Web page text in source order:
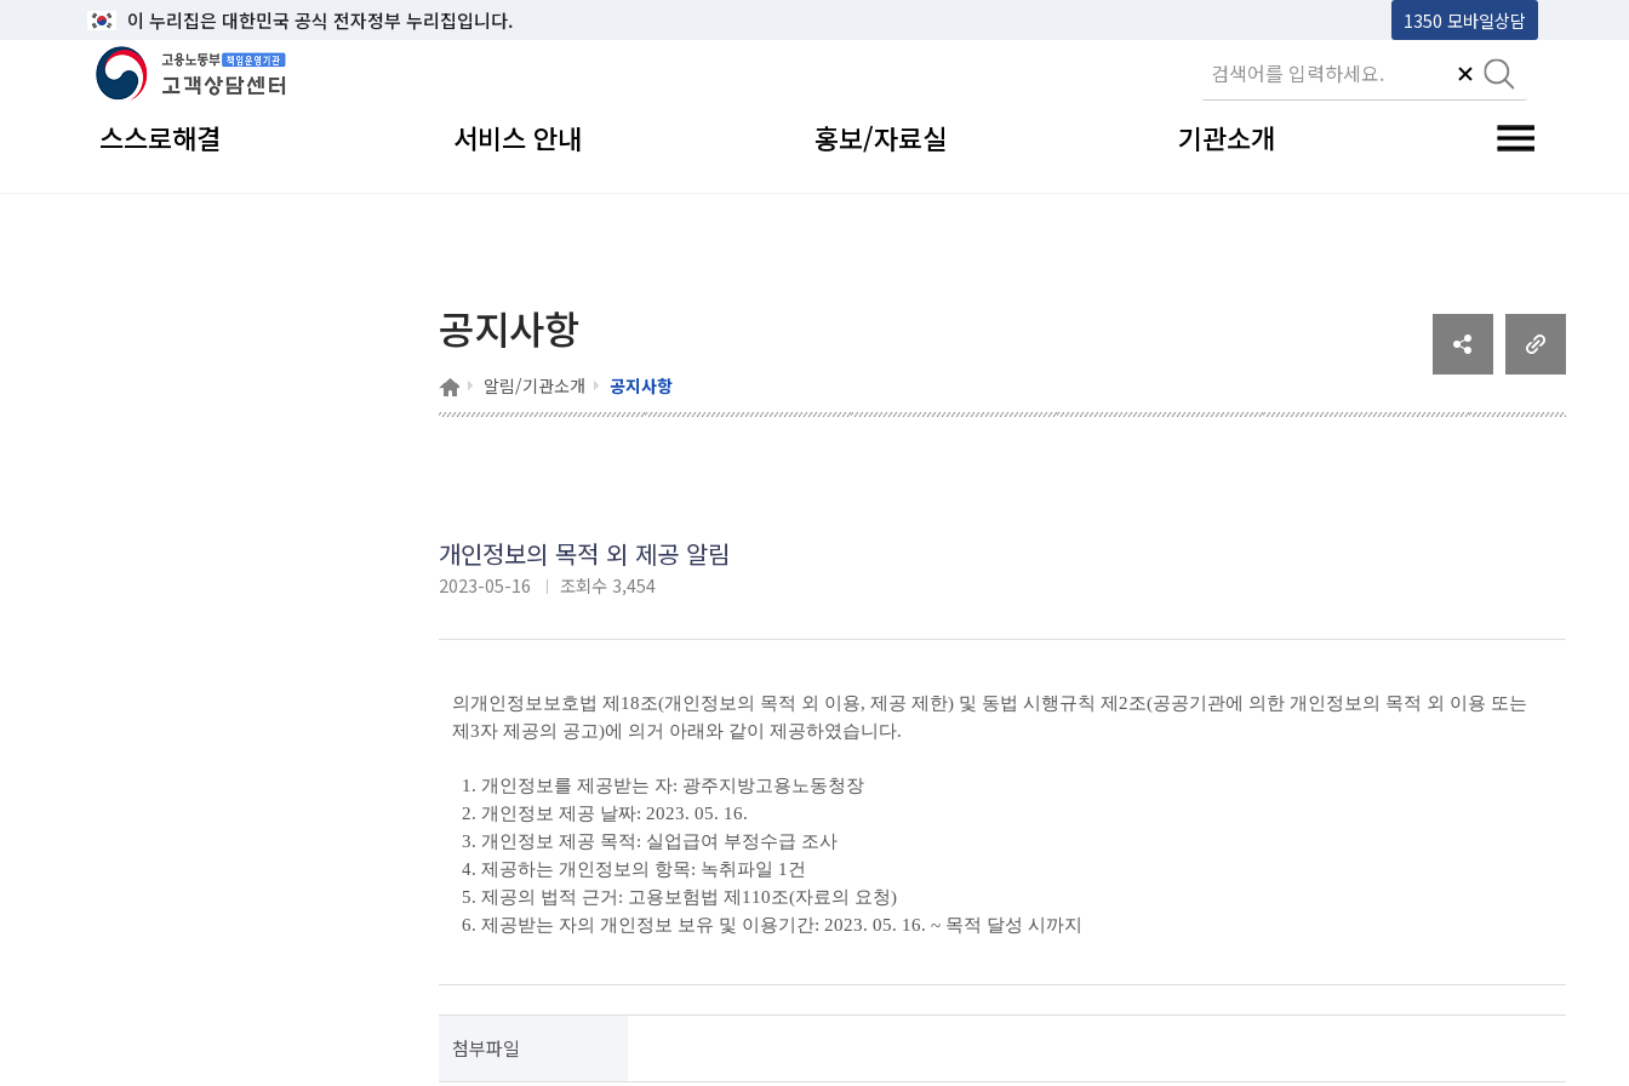
이 누리집은 대한민국 공식 전자정부 누리집입니다. 1350 모바일상담
고용노동부 책임운영기관 고객상담센터
스스로해결 서비스 안내 홍보/자료실 기관소개 전체메뉴 토글
공지사항
홈 알림/기관소개 공지사항
개인정보의 목적 외 제공 알림
2023-05-16 조회수 3,454
의개인정보보호법 제18조(개인정보의 목적 외 이용, 제공 제한) 및 동법 시행규칙 제2조(공공기관에 의한 개인정보의 목적 외 이용 또는
제3자 제공의 공고)에 의거 아래와 같이 제공하였습니다.
1. 개인정보를 제공받는 자: 광주지방고용노동청장
2. 개인정보 제공 날짜: 2023. 05. 16.
3. 개인정보 제공 목적: 실업급여 부정수급 조사
4. 제공하는 개인정보의 항목: 녹취파일 1 건
5. 제공의 법적 근거: 고용보험법 제110조(자료의 요청)
6. 제공받는 자의 개인정보 보유 및 이용기간: 2023. 05. 16. ~ 목적 달성 시까지
첨부파일